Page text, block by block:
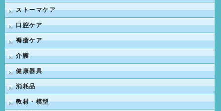
ストーマケア
口腔ケア
褥瘡ケア
介護
健康器具
消耗品
教材・模型